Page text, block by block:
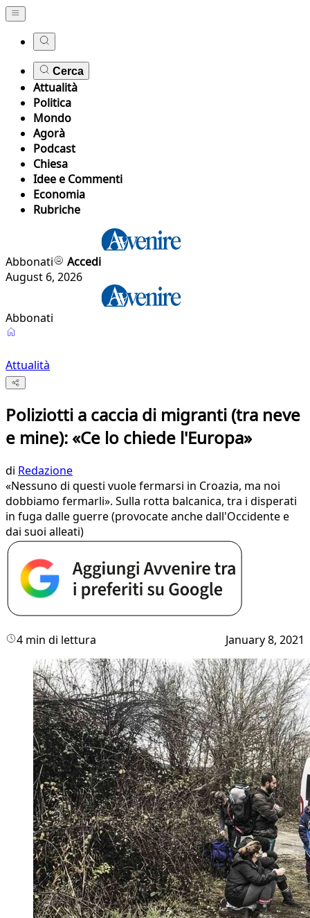
Cerca
Attualità
Politica
Mondo
Agorà
Podcast
Chiesa
Idee e Commenti
Economia
Rubriche
Abbonati
Accedi
August 6, 2026
Abbonati
Attualità
Poliziotti a caccia di migranti (tra neve
e mine): «Ce lo chiede l'Europa»
di Redazione
«Nessuno di questi vuole fermarsi in Croazia, ma noi
dobbiamo fermarli». Sulla rotta balcanica, tra i disperati
in fuga dalle guerre (provocate anche dall'Occidente e
dai suoi alleati)
4 min di lettura January 8, 2021